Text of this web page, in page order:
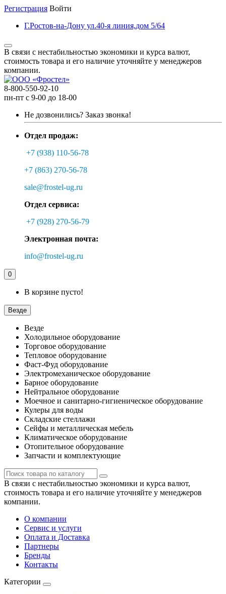
Регистрация Войти
Г.Ростов-на-Дону ул.40-я линия,дом 5/64
В связи с нестабильностью экономики и курса валют,
стоимость товара и его наличие уточняйте у менеджеров
компании.
8-800-550-92-10
пн-пт с 9-00 до 18-00
Не дозвонились? Заказ звонка!
Отдел продаж:
+7 (938) 110-56-78
+7 (863) 270-56-78
sale@frostel-ug.ru
Отдел сервиса:
+7 (928) 270-56-79
Электронная почта:
info@frostel-ug.ru
0
В корзине пусто!
Везде
Везде
Холодильное оборудование
Торговое оборудование
Тепловое оборудование
Фаст-Фуд оборудование
Электромеханическое оборудование
Барное оборудование
Нейтральное оборудование
Моечное и санитарно-гигиеническое оборудование
Кулеры для воды
Складские стеллажи
Сейфы и металлическая мебель
Климатическое оборудование
Отопительное оборудование
Запчасти и комплектующие
В связи с нестабильностью экономики и курса валют,
стоимость товара и его наличие уточняйте у менеджеров
компании.
О компании
Сервис и услуги
Оплата и Доставка
Партнеры
Бренды
Контакты
Категории